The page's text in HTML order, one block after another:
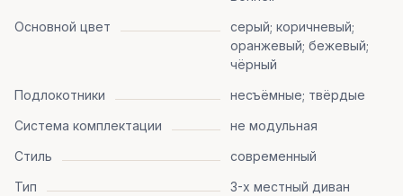
Основной цвет
серый; коричневый;
оранжевый; бежевый;
чёрный
Подлокотники
несъёмные; твёрдые
Система комплектации
не модульная
Стиль
современный
Тип
3-х местный диван